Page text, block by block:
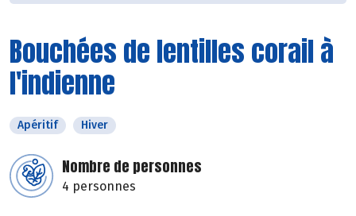
Bouchées de lentilles corail à
l'indienne
Apéritif Hiver
Nombre de personnes
4 personnes